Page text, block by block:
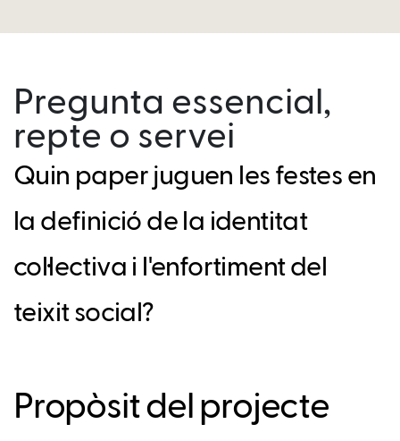
Pregunta essencial,
repte o servei
Quin paper juguen les festes en
la definició de la identitat
col·lectiva i l'enfortiment del
teixit social?
Propòsit del projecte